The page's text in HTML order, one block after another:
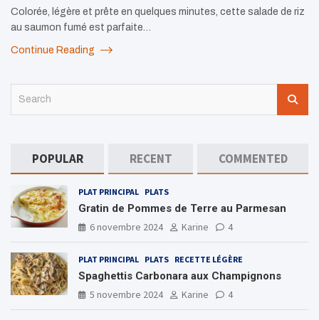
Colorée, légère et prête en quelques minutes, cette salade de riz
au saumon fumé est parfaite…
Continue Reading
POPULAR RECENT COMMENTED
PLAT PRINCIPAL PLATS
Gratin de Pommes de Terre au Parmesan
6 novembre 2024
Karine 4
PLAT PRINCIPAL PLATS RECETTE LÉGÈRE
Spaghettis Carbonara aux Champignons
5 novembre 2024
Karine 4